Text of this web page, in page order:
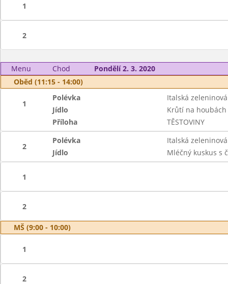
1
2
Menu Chod
Pondělí 2. 3. 2020
Oběd (11:15 - 14:00)
1
Polévka
Italská
Jídlo
Krůtí na
Příloha
TĚSTOVINY
2
Polévka
Italská
Jídlo
Mléčný kuskus s
1
2
MŠ (9:00 - 10:00)
1
2